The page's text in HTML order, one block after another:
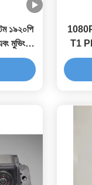
১৯২০পি
মুভিং
T1